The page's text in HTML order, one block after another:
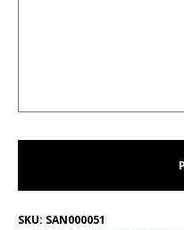
SKU: SAN000051